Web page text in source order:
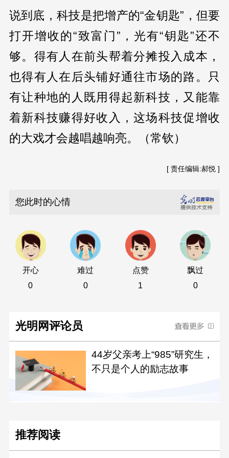
说到底，科技是把增产的“金钥匙”，但要
打开增收的“致富门”，光有“钥匙”还不
够。得有人在前头帮着分摊投入成本，
也得有人在后头铺好通往市场的路。只
有让种地的人既用得起新科技，又能靠
着新科技赚得好收入，这场科技促增收
的大戏才会越唱越响亮。（常钦）
[ 责任编辑:郝悦 ]
您此时的心情
开心
0
难过
0
点赞
1
飘过
0
光明网评论员
44岁父亲考上“985”研究生，
不只是个人的励志故事
推荐阅读